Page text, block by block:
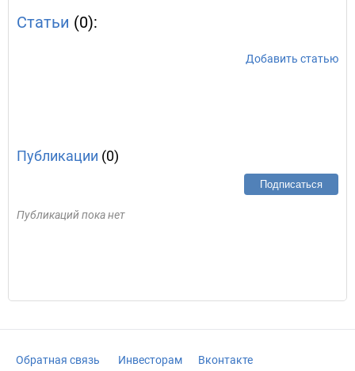
Статьи (0):
Добавить статью
Публикации (0)
Подписаться
Публикаций пока нет
Обратная связь Инвесторам Вконтакте